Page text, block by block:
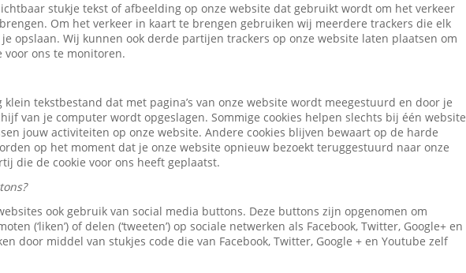
stukje tekst of afbeelding op onze website dat gebruikt wordt om het verkeer
Om het verkeer in kaart te brengen gebruiken wij meerdere trackers die elk
opslaan. Wij kunnen ook derde partijen trackers op onze website laten plaatsen om
voor ons te monitoren.
klein tekstbestand dat met pagina’s van onze website wordt meegestuurd en door je
van je computer wordt opgeslagen. Sommige cookies helpen slechts bij één website
jouw activiteiten op onze website. Andere cookies blijven bewaart op de harde
op het moment dat je onze website opnieuw bezoekt teruggestuurd naar onze
die de cookie voor ons heeft geplaatst.
ook gebruik van social media buttons. Deze buttons zijn opgenomen om
(‘liken’) of delen (‘tweeten’) op sociale netwerken als Facebook, Twitter, Google+ en
door middel van stukjes code die van Facebook, Twitter, Google + en Youtube zelf